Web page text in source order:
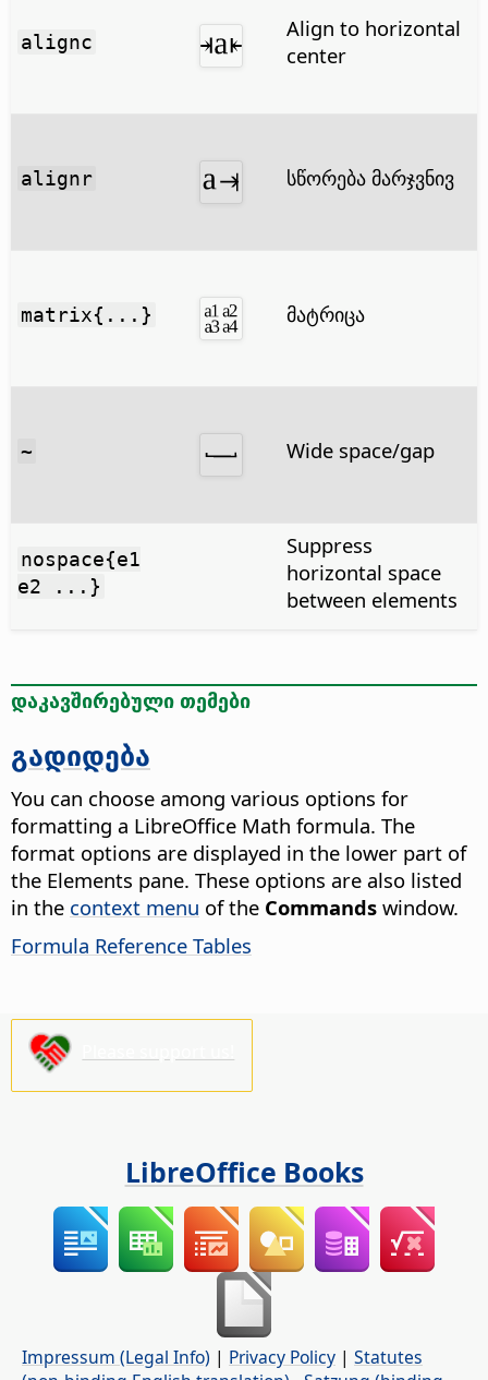
alignc
Align to horizontal
center
alignr სწორება მარჯვნივ
matrix{...} მატრიცა
~ Wide space/gap
nospace{e1
e2 ...}
Suppress
horizontal space
between elements
დაკავშირებული თემები
გადიდება
You can choose among various options for
formatting a LibreOffice Math formula. The
format options are displayed in the lower part of
the Elements pane. These options are also listed
in the context menu of the Commands window.
Formula Reference Tables
LibreOffice Books
Impressum (Legal Info) | Privacy Policy | Statutes